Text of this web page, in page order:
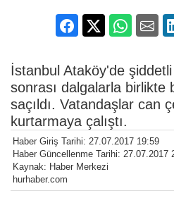
İstanbul Ataköy'de şiddetli
sonrası dalgalarla birlikte
saçıldı. Vatandaşlar can
kurtarmaya çalıştı.
Haber Giriş Tarihi: 27.07.2017 19:59
Haber Güncellenme Tarihi: 27.07.2017
Kaynak: Haber Merkezi
hurhaber.com